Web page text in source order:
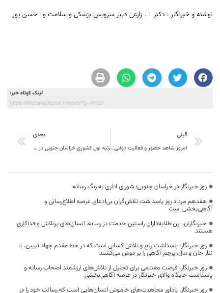
نوشته و خبرنگار : دکتر ا . زارعی دبیر سرویس پزشکی و سلامت و ا حسن پور
لینک کوتاه خبر:
https://khabarvahonar.ir/news/?p=84956
قبلی
امروز شاهد حضور و فعالیت دولتی مردمی و مکتبی و نیز مجلسی انقلابی هستیم
بعدی
رتبه اول کشوری خراسان جنوبی در اجرای سیستم‌های نوین آبیاری در اردیبهشت
روز خبرنگار در خراسان جنوبی؛ شورای اداری به رنگ رسانه
هفدهم مرداد روز پاسداشت تلاش‌گران بی‌ادعای عرصه اطلاع‌رسانی و
آگاهی‌بخشی است
خبرنگاران، این طلایه‌داران راستین خدمت در رسانه، انسان‌های پرتلاش و فداکاری
هستند
روز خبرنگار، پاسداشت رنج و تلاش کسانی است که در خط مقدم جهاد تبیین، با
نثار جان و مال، پرچم آگاهی را بر دوش می‌کشند
روز خبرنگار، فرصت مغتنمی برای تجلیل از تلاش‌های ارزشمند اصحاب رسانه و
پاسداشت جایگاه والای خبرنگار در عرصه آگاهی‌بخشی
روز خبرنگار، یادآور مجاهدت‌های خاموش انسان‌هایی است که رسالت خود را در